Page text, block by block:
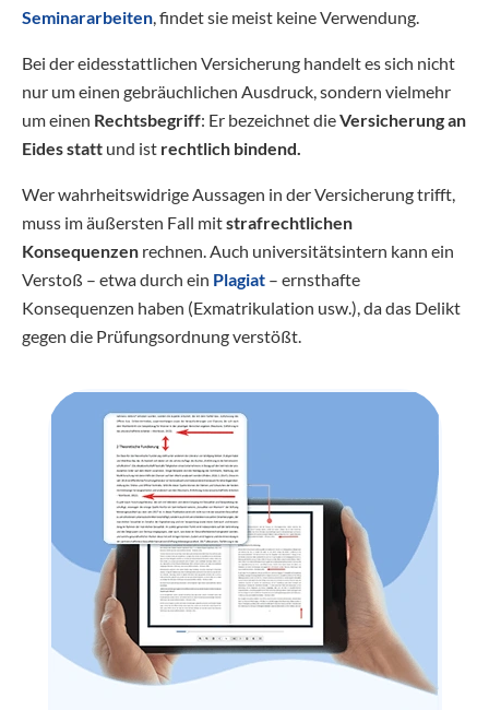
Seminararbeiten, findet sie meist keine Verwendung.
Bei der eidesstattlichen Versicherung handelt es sich nicht
nur um einen gebräuchlichen Ausdruck, sondern vielmehr
um einen Rechtsbegriff: Er bezeichnet dieVersicherungan
Eides statt und ist rechtlich bindend.
Wer wahrheitswidrige Aussagen in der Versicherung trifft,
muss im äußersten Fall mitstrafrechtlichen
Konsequenzen rechnen. Auch universitätsintern kann ein
Verstoß – etwa durch ein Plagiat – ernsthafte
Konsequenzen haben (Exmatrikulation usw.), da das Delikt
gegen die Prüfungsordnung verstößt.